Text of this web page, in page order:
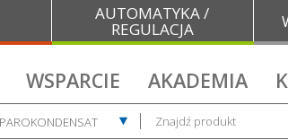
AUTOMATYKA /
REGULACJA
WSPARCIE AKADEMIA